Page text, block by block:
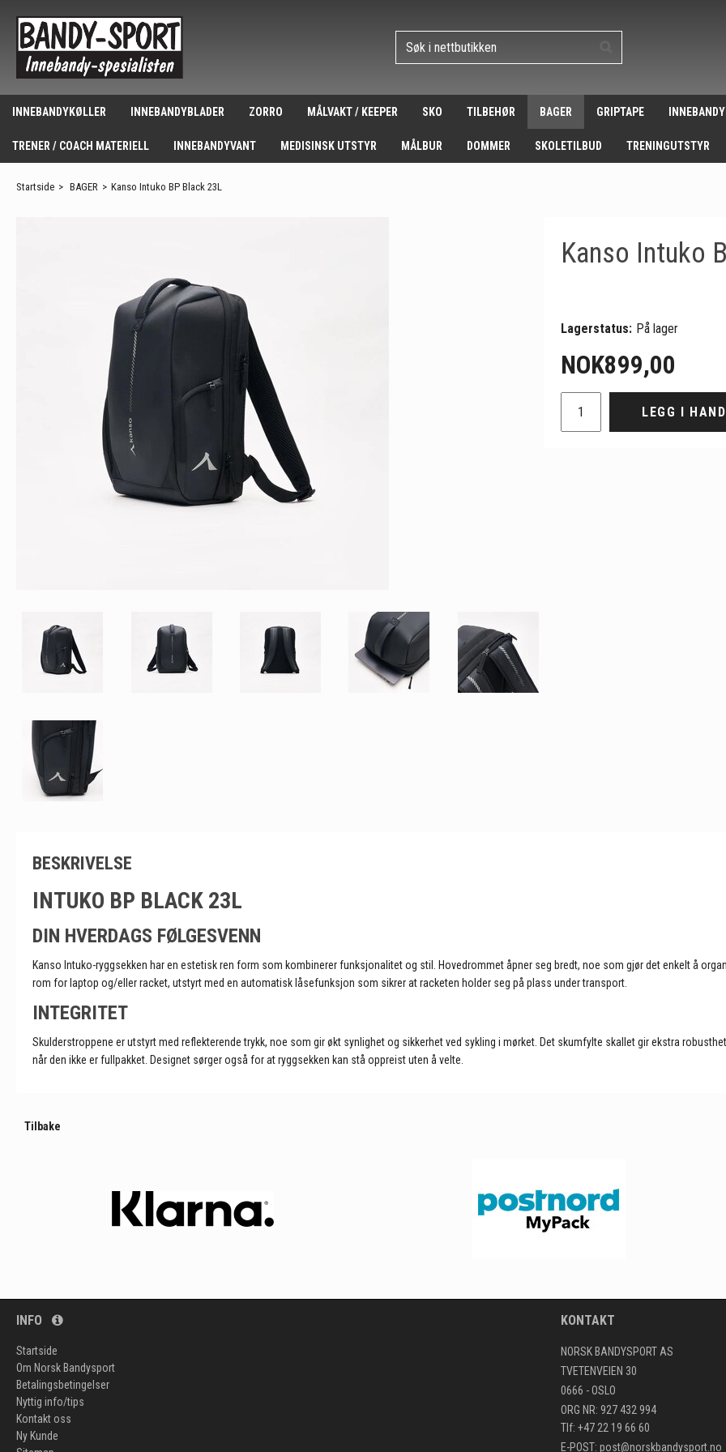
INNEBANDYKØLLER INNEBANDYBLADER ZORRO MÅLVAKT / KEEPER SKO TILBEHØR BAGER GRIPTAPE
TRENER / COACH MATERIELL INNEBANDYVANT MEDISINSK UTSTYR MÅLBUR DOMMER SKOLETILBUD TRENINGUTSTYR
Startside > BAGER > Kanso Intuko BP Black 23L
Kanso Intuko
Lagerstatus: På lager
NOK899,00
LEGG I
BESKRIVELSE
INTUKO BP BLACK 23L
DIN HVERDAGS FØLGESVENN
Kanso Intuko-ryggsekken har en estetisk ren form som kombinerer funksjonalitet og stil. Hovedrommet åpner seg bredt, noe som gjør det enkelt å
rom for laptop og/eller racket, utstyrt med en automatisk låsefunksjon som sikrer at racketen holder seg på plass under transport.
INTEGRITET
Skulderstroppene er utstyrt med reflekterende trykk, noe som gir økt synlighet og sikkerhet ved sykling i mørket. Det skumfylte skallet gir ekstra
når den ikke er fullpakket. Designet sørger også for at ryggsekken kan stå oppreist uten å velte.
Tilbake
INFO
Startside
Om Norsk Bandysport
Betalingsbetingelser
Nyttig info/tips
Kontakt oss
Ny Kunde
KONTAKT
NORSK BANDYSPORT AS
TVETENVEIEN 30
0666 - OSLO
ORG NR: 927 432 994
Tlf: +47 22 19 66 60
E-POST: post@norskbandysport.no